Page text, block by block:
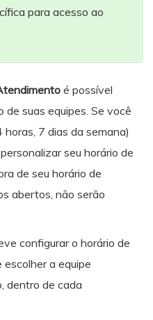
para acesso ao
é possível
suas equipes. Se você
7 dias da semana)
seu horário de
de seu horário de
abertos, não serão
configurar o horário de
a equipe
dentro de cada